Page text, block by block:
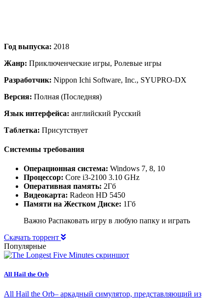
Год выпуска: 2018
Жанр: Приключенческие игры, Ролевые игры
Разработчик: Nippon Ichi Software, Inc., SYUPRO-DX
Версия: Полная (Последняя)
Язык интерфейса: английский Русский
Таблетка: Присутствует
Системны требования
Операционная система: Windows 7, 8, 10
Процессор: Core i3-2100 3.10 GHz
Оперативная память: 2Гб
Видеокарта: Radeon HD 5450
Памяти на Жестком Диске: 1Гб
Важно Распаковать игру в любую папку и играть
Скачать торрент
Популярные
All Hail the Orb
All Hail the Orb– аркадный симулятор, представляющий из